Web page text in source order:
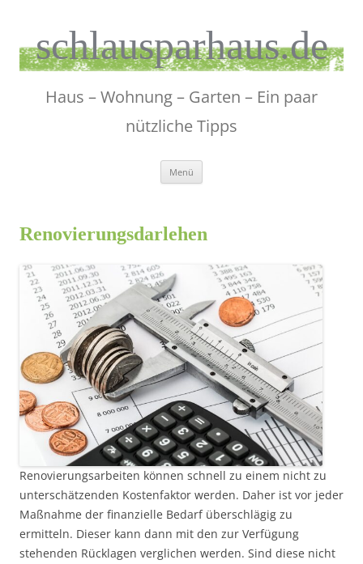
schlausparhaus.de
Haus – Wohnung – Garten – Ein paar
nützliche Tipps
Menü
Renovierungsdarlehen
Renovierungsarbeiten können schnell zu einem nicht zu
unterschätzenden Kostenfaktor werden. Daher ist vor jeder
Maßnahme der finanzielle Bedarf überschlägig zu
ermitteln. Dieser kann dann mit den zur Verfügung
stehenden Rücklagen verglichen werden. Sind diese nicht